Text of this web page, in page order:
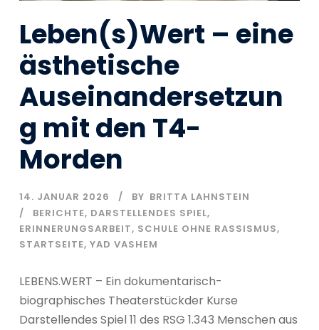
Leben(s)Wert – eine
ästhetische
Auseinandersetzun
g mit den T4-
Morden
14. JANUAR 2026 BY BRITTA LAHNSTEIN
BERICHTE, DARSTELLENDES SPIEL,
ERINNERUNGSARBEIT, SCHULE OHNE RASSISMUS,
STARTSEITE, YAD VASHEM
LEBENS.WERT – Ein dokumentarisch-
biographisches Theaterstückder Kurse
Darstellendes Spiel 11 des RSG 1.343 Menschen aus